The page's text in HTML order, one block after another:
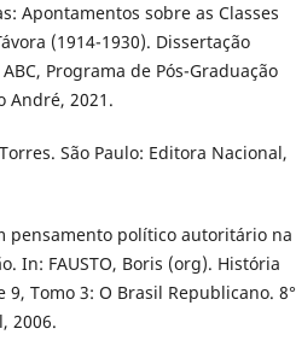
Apontamentos sobre as Classes
(1914-1930). Dissertação
Programa de Pós-Graduação
André, 2021.
São Paulo: Editora Nacional,
pensamento político autoritário na
In: FAUSTO, Boris (org). História
Tomo 3: O Brasil Republicano. 8°
2006.